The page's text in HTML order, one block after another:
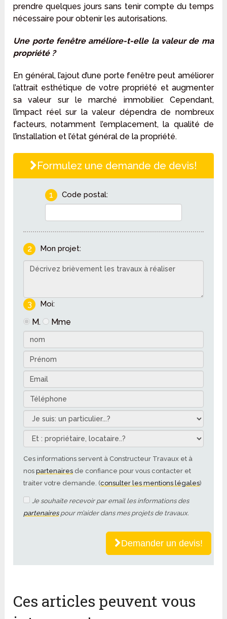
prendre quelques jours sans tenir compte du temps
nécessaire pour obtenir les autorisations.
Une porte fenêtre améliore-t-elle la valeur de ma
propriété ?
En général, l’ajout d’une porte fenêtre peut améliorer
l’attrait esthétique de votre propriété et augmenter
sa valeur sur le marché immobilier. Cependant,
l’impact réel sur la valeur dépendra de nombreux
facteurs, notamment l’emplacement, la qualité de
l’installation et l’état général de la propriété.
Formulez une demande de devis!
1 Code postal:
2 Mon projet:
3 Moi:
M. Mme
Ces informations servent à Constructeur Travaux et à
nospartenaires de confiance pour vous contacter et
traiter votre demande. (consulter les mentions légales)
Je souhaite recevoir par email les informations des
partenairespour m’aider dans mes projets de travaux.
Demander un devis!
Ces articles peuvent vous